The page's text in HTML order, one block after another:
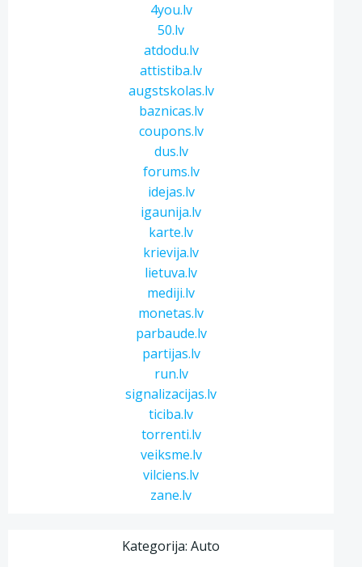
4you.lv
50.lv
atdodu.lv
attistiba.lv
augstskolas.lv
baznicas.lv
coupons.lv
dus.lv
forums.lv
idejas.lv
igaunija.lv
karte.lv
krievija.lv
lietuva.lv
mediji.lv
monetas.lv
parbaude.lv
partijas.lv
run.lv
signalizacijas.lv
ticiba.lv
torrenti.lv
veiksme.lv
vilciens.lv
zane.lv
Kategorija: Auto